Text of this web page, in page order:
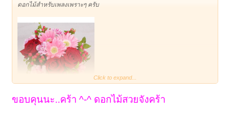
ดอกไม้สำหรับเพลงเพราะๆ ครับ
Click to expand...
ขอบคุนนะ..คร้า ^-^ ดอกไม้สวยจังคร้า